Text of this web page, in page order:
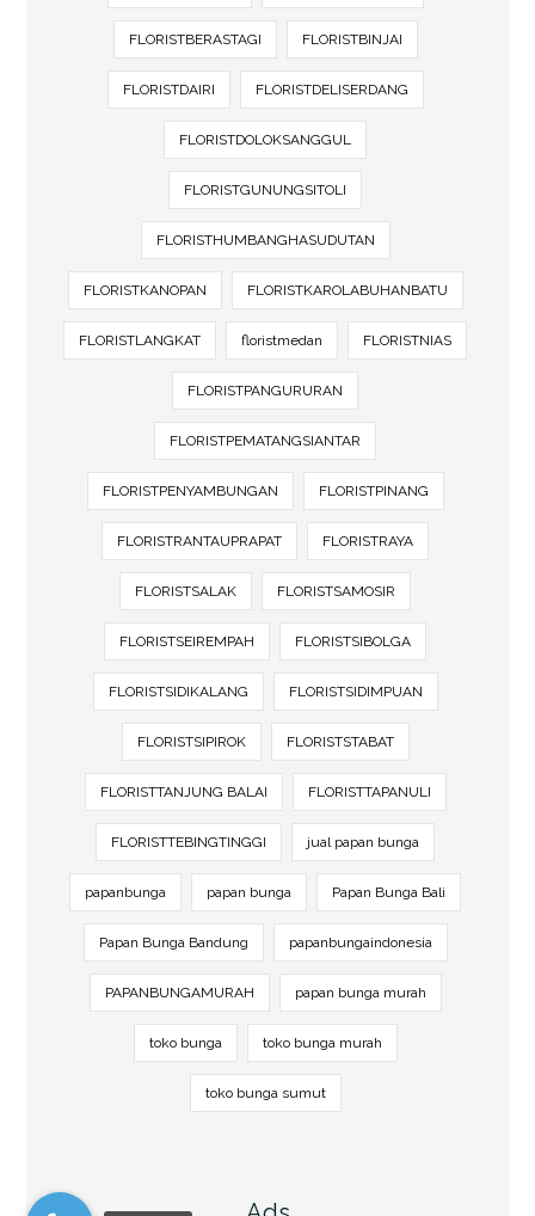
FLORISTBERASTAGI FLORISTBINJAI
FLORISTDAIRI FLORISTDELISERDANG
FLORISTDOLOKSANGGUL
FLORISTGUNUNGSITOLI
FLORISTHUMBANGHASUDUTAN
FLORISTKANOPAN FLORISTKAROLABUHANBATU
FLORISTLANGKAT floristmedan FLORISTNIAS
FLORISTPANGURURAN
FLORISTPEMATANGSIANTAR
FLORISTPENYAMBUNGAN FLORISTPINANG
FLORISTRANTAUPRAPAT FLORISTRAYA
FLORISTSALAK FLORISTSAMOSIR
FLORISTSEIREMPAH FLORISTSIBOLGA
FLORISTSIDIKALANG FLORISTSIDIMPUAN
FLORISTSIPIROK FLORISTSTABAT
FLORISTTANJUNG BALAI FLORISTTAPANULI
FLORISTTEBINGTINGGI jual papan bunga
papanbunga papan bunga Papan Bunga Bali
Papan Bunga Bandung papanbungaindonesia
PAPANBUNGAMURAH papan bunga murah
toko bunga toko bunga murah
toko bunga sumut